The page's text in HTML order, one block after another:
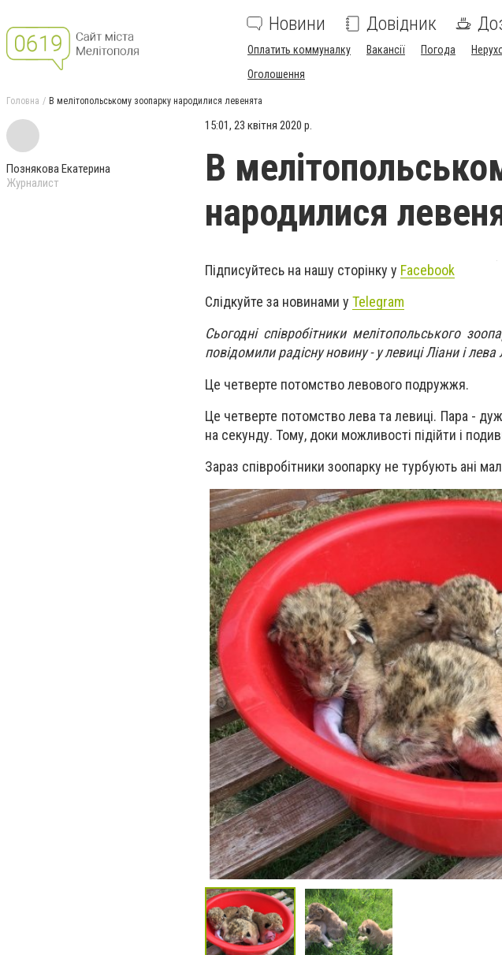
Новини Довідник
Оплатить коммуналку Вакансії Погода
Оголошення
Головна В мелітопольському зоопарку народилися левенята
Познякова Екатерина
Журналист
15:01, 23 квітня 2020 р.
В
народилися
Підписуйтесь на нашу сторінку у Facebook
Слідкуйте за новинами у Telegram
Сьогодні співробітники мелітопольського
повідомили радісну новину - у левиці Ліани і
Це четверте потомство левового подружжя.
Це четверте потомство лева та левиці. Пара -
на секунду. Тому, доки можливості підійти і
Зараз співробітники зоопарку не турбують ані